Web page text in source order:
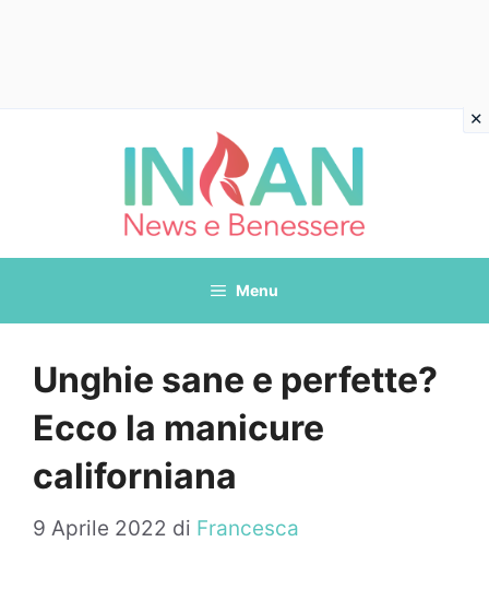
Menu
Unghie sane e perfette?
Ecco la manicure
californiana
9 Aprile 2022 di Francesca